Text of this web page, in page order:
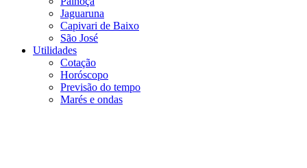
Jaguaruna
Capivari de Baixo
São José
Utilidades
Cotação
Horóscopo
Previsão do tempo
Marés e ondas